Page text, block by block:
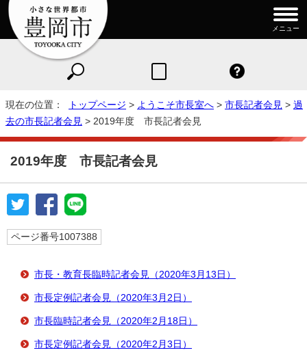
メニュー
現在の位置： トップページ > ようこそ市長室へ > 市長記者会見 > 過
去の市長記者会見 > 2019年度 市長記者会見
2019年度 市長記者会見
ページ番号1007388
市長・教育長臨時記者会見（2020年3月13日）
市長定例記者会見（2020年3月2日）
市長臨時記者会見（2020年2月18日）
市長定例記者会見（2020年2月3日）